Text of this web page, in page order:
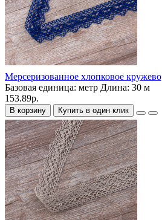
Мерсеризованное хлопковое
Базовая единица: метр Длина: 30 м
153.89р.
В корзину Купить в один клик